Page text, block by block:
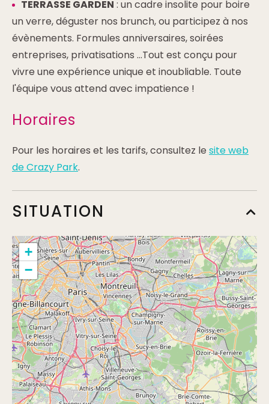
TERRASSE GARDEN : un cadre insolite pour boire
un verre, déguster nos brunch, ou participez à nos
évènements. Formules anniversaires, soirées
entreprises, privatisations …Tout est conçu pour
vivre une expérience unique et inoubliable. Toute
l'équipe vous attend avec impatience !
Horaires
Pour les horaires et les tarifs, consultez le site web
de Crazy Park.
SITUATION
+
−